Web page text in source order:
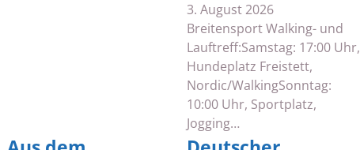
3. August 2026
Breitensport Walking- und
Lauftreff:Samstag: 17:00 Uhr,
Hundeplatz Freistett,
Nordic/WalkingSonntag:
10:00 Uhr, Sportplatz,
Jogging…